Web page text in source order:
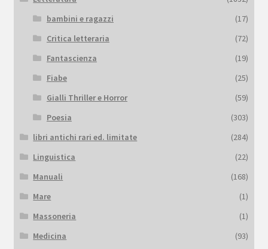
bambini e ragazzi
(17)
Critica letteraria
(72)
Fantascienza
(19)
Fiabe
(25)
Gialli Thriller e Horror
(59)
Poesia
(303)
libri antichi rari ed. limitate
(284)
Linguistica
(22)
Manuali
(168)
Mare
(1)
Massoneria
(1)
Medicina
(93)